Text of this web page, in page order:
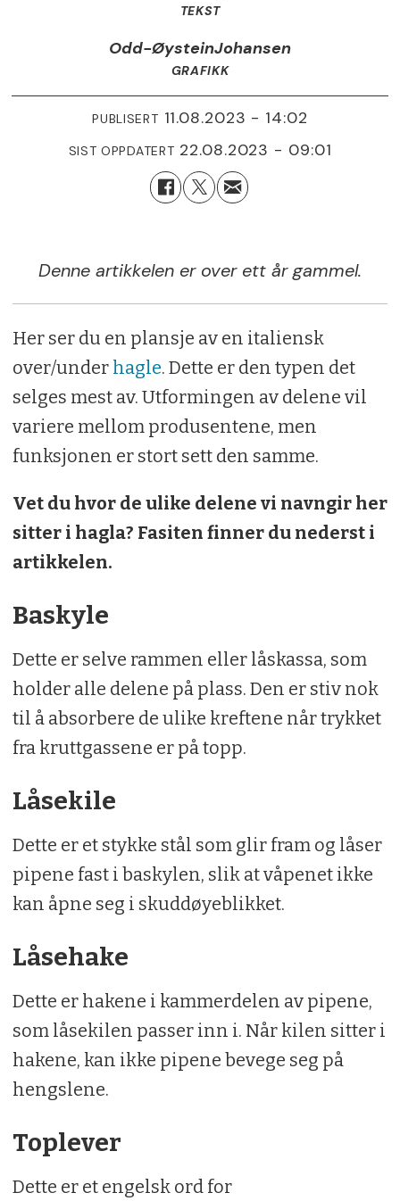
TEKST
Odd-ØysteinJohansen
GRAFIKK
PUBLISERT 11.08.2023 - 14:02
SIST OPPDATERT 22.08.2023 - 09:01
Denne artikkelen er over ett år gammel.
Her ser du en plansje av en italiensk
over/under hagle. Dette er den typen det
selges mest av. Utformingen av delene vil
variere mellom produsentene, men
funksjonen er stort sett den samme.
Vet du hvor de ulike delene vi navngir her
sitter i hagla? Fasiten finner du nederst i
artikkelen.
Baskyle
Dette er selve rammen eller låskassa, som
holder alle delene på plass. Den er stiv nok
til å absorbere de ulike kreftene når trykket
fra kruttgassene er på topp.
Låsekile
Dette er et stykke stål som glir fram og låser
pipene fast i baskylen, slik at våpenet ikke
kan åpne seg i skuddøyeblikket.
Låsehake
Dette er hakene i kammerdelen av pipene,
som låsekilen passer inn i. Når kilen sitter i
hakene, kan ikke pipene bevege seg på
hengslene.
Toplever
Dette er et engelsk ord for